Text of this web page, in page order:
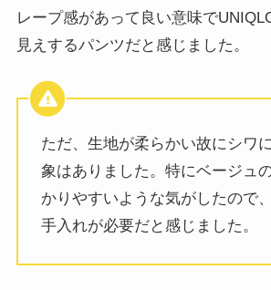
レープ感があって良い意味で
見えするパンツだと感じました。
ただ、生地が柔らかい故にシワ
象はありました。特にベージュ
かりやすいような気がしたので
手入れが必要だと感じました。